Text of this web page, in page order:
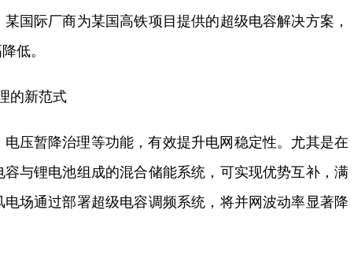
国际厂商为某国高铁项目提供的超级电容解决方案，
低。
的新范式
压暂降治理等功能，有效提升电网稳定性。尤其是在
与锂电池组成的混合储能系统，可实现优势互补，满
场通过部署超级电容调频系统，将并网波动率显著降